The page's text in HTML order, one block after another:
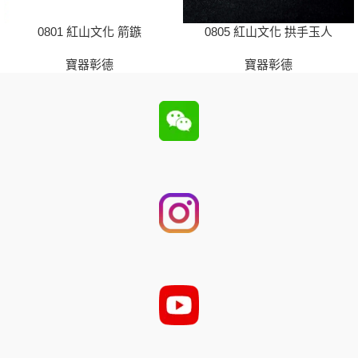
0801 紅山文化 箭鏃
寶器彰德
0805 紅山文化 拱手玉人
寶器彰德